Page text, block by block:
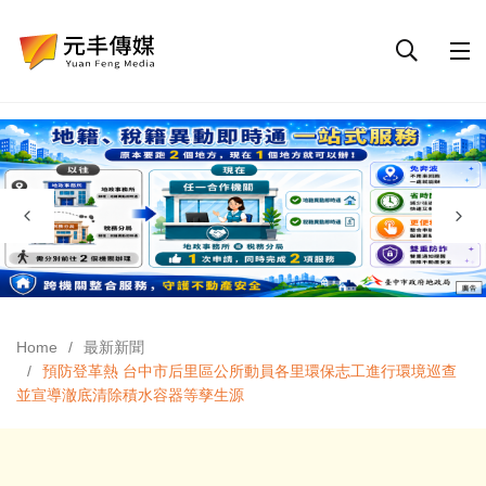
Home
最新新聞
預防登革熱 台中市后里區公所動員各里環保志工進行環境巡查
並宣導澈底清除積水容器等孳生源